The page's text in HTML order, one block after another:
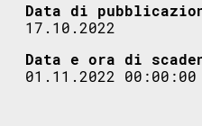
Data di
17.10.2022
Data e ora di
01.11.2022 00:00:00